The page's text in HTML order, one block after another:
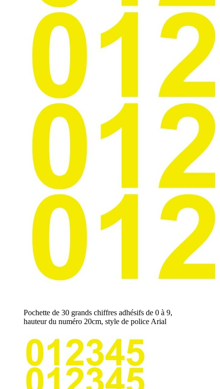
Pochette de 30 grands chiffres adhésifs de 0 à 9,
hauteur du numéro 20cm, style de police Arial